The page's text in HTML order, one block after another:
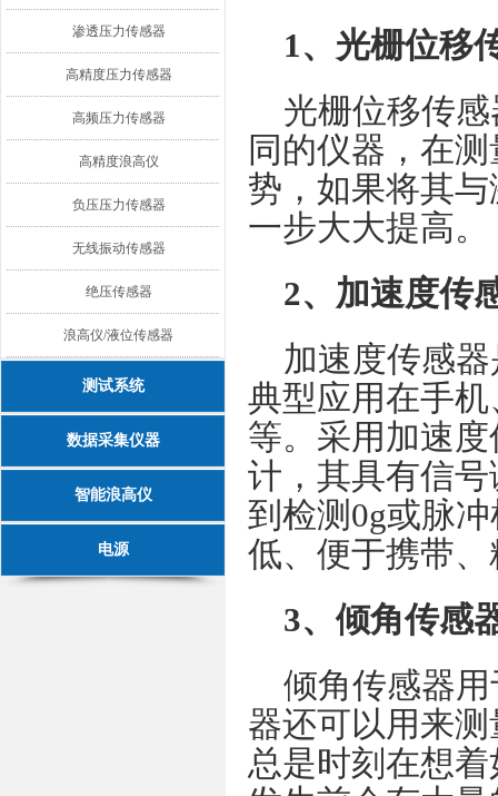
渗透压力传感器
高精度压力传感器
高频压力传感器
高精度浪高仪
负压压力传感器
无线振动传感器
绝压传感器
浪高仪/液位传感器
测试系统
数据采集仪器
智能浪高仪
电源
1、光栅位移
光栅位移传
同的仪器，在
势，如果将其
一步大大提高。
2、加速度传
加速度传感
典型应用在手
等。采用加速
计，其具有信
到检测0g或脉
低、便于携带
3、倾角传感
倾角传感器
器还可以用来
总是时刻在想